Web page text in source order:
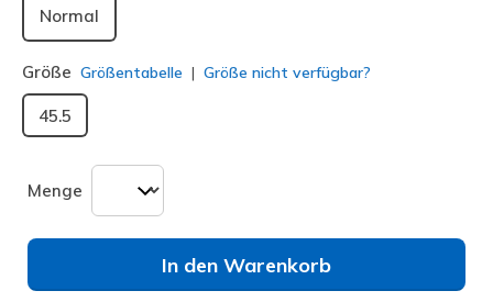
Normal
Größe Größentabelle Größe nicht verfügbar?
45.5
Menge
In den Warenkorb